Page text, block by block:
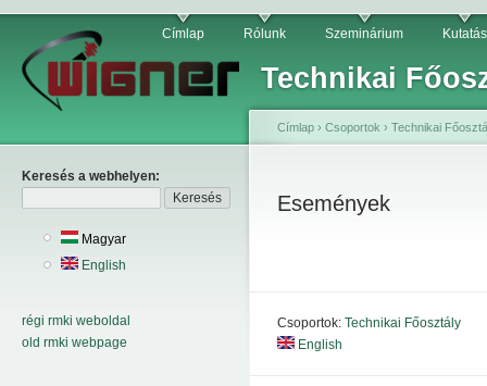
Technikai
Címlap Rólunk Szeminárium Kutatás
Keresés a webhelyen:
Magyar
English
régi rmki weboldal
old rmki webpage
Címlap › Csoportok › Technikai
Események
Csoportok: Technikai Főosztály
English